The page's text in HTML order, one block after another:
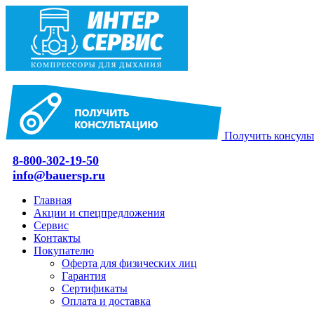
Получить
8-800-302-19-50
info@bauersp.ru
Главная
Акции и спецпредложения
Сервис
Контакты
Покупателю
Оферта для физических лиц
Гарантия
Сертификаты
Оплата и доставка